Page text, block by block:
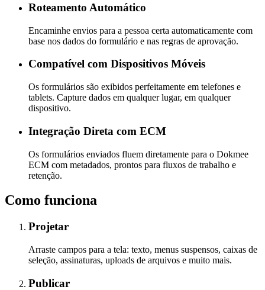
Roteamento Automático
Encaminhe envios para a pessoa certa automaticamente com
base nos dados do formulário e nas regras de aprovação.
Compatível com Dispositivos Móveis
Os formulários são exibidos perfeitamente em telefones e
tablets. Capture dados em qualquer lugar, em qualquer
dispositivo.
Integração Direta com ECM
Os formulários enviados fluem diretamente para o Dokmee
ECM com metadados, prontos para fluxos de trabalho e
retenção.
Como funciona
Projetar
Arraste campos para a tela: texto, menus suspensos, caixas de
seleção, assinaturas, uploads de arquivos e muito mais.
Publicar